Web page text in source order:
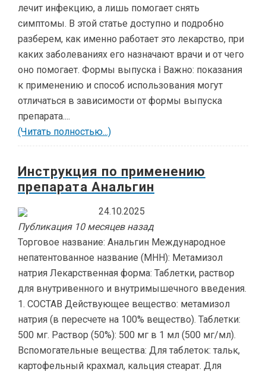
лечит инфекцию, а лишь помогает снять
симптомы. В этой статье доступно и подробно
разберем, как именно работает это лекарство, при
каких заболеваниях его назначают врачи и от чего
оно помогает. Формы выпуска ℹ Важно: показания
к применению и способ использования могут
отличаться в зависимости от формы выпуска
препарата....
(Читать полностью...)
Инструкция по применению
препарата Анальгин
24.10.2025
Публикация 10 месяцев назад
Торговое название: Анальгин Международное
непатентованное название (МНН): Метамизол
натрия Лекарственная форма: Таблетки, раствор
для внутривенного и внутримышечного введения.
1. СОСТАВ Действующее вещество: метамизол
натрия (в пересчете на 100% вещество). Таблетки:
500 мг. Раствор (50%): 500 мг в 1 мл (500 мг/мл).
Вспомогательные вещества: Для таблеток: тальк,
картофельный крахмал, кальция стеарат. Для